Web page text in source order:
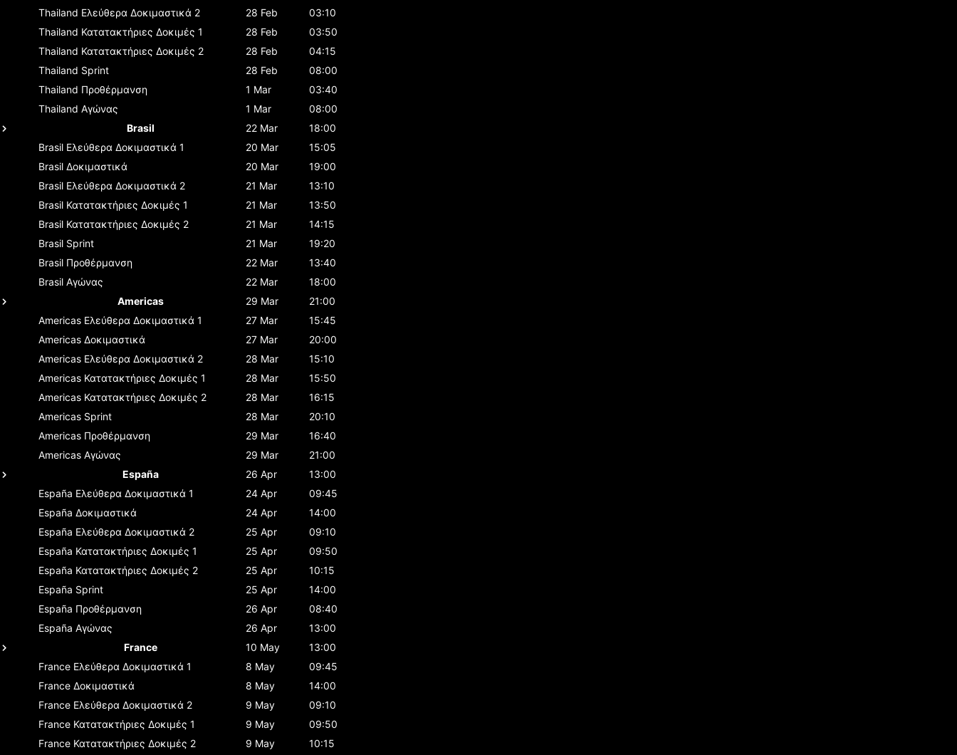
Thailand Ελεύθερα Δοκιμαστικά 2 28 Feb
03:10
Thailand Κατατακτήριες Δοκιμές 1 28 Feb
03:50
Thailand Κατατακτήριες Δοκιμές 2 28 Feb
04:15
Thailand Sprint 28 Feb
08:00
Thailand Προθέρμανση 1 Mar
03:40
Thailand Αγώνας 1 Mar
08:00
Brasil
22 Mar
18:00
Brasil Ελεύθερα Δοκιμαστικά 1 20 Mar
15:05
Brasil Δοκιμαστικά 20 Mar
19:00
Brasil Ελεύθερα Δοκιμαστικά 2 21 Mar
13:10
Brasil Κατατακτήριες Δοκιμές 1 21 Mar
13:50
Brasil Κατατακτήριες Δοκιμές 2 21 Mar
14:15
Brasil Sprint 21 Mar
19:20
Brasil Προθέρμανση 22 Mar
13:40
Brasil Αγώνας 22 Mar
18:00
Americas
29 Mar
21:00
Americas Ελεύθερα Δοκιμαστικά 1 27 Mar
15:45
Americas Δοκιμαστικά 27 Mar
20:00
Americas Ελεύθερα Δοκιμαστικά 2 28 Mar
15:10
Americas Κατατακτήριες Δοκιμές 1 28 Mar
15:50
Americas Κατατακτήριες Δοκιμές 2 28 Mar
16:15
Americas Sprint 28 Mar
20:10
Americas Προθέρμανση 29 Mar
16:40
Americas Αγώνας 29 Mar
21:00
España
26 Apr
13:00
España Ελεύθερα Δοκιμαστικά 1 24 Apr
09:45
España Δοκιμαστικά 24 Apr
14:00
España Ελεύθερα Δοκιμαστικά 2 25 Apr
09:10
España Κατατακτήριες Δοκιμές 1 25 Apr
09:50
España Κατατακτήριες Δοκιμές 2 25 Apr
10:15
España Sprint 25 Apr
14:00
España Προθέρμανση 26 Apr
08:40
España Αγώνας 26 Apr
13:00
France
10 May
13:00
France Ελεύθερα Δοκιμαστικά 1 8 May
09:45
France Δοκιμαστικά 8 May
14:00
France Ελεύθερα Δοκιμαστικά 2 9 May
09:10
France Κατατακτήριες Δοκιμές 1 9 May
09:50
France Κατατακτήριες Δοκιμές 2 9 May
10:15